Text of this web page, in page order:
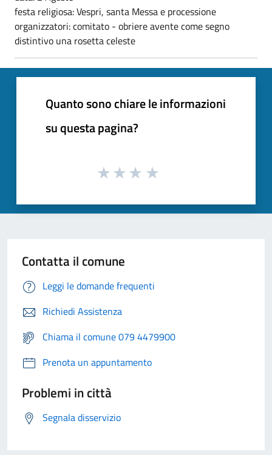
festa religiosa: Vespri, santa Messa e processione
organizzatori: comitato - obriere avente come segno
distintivo una rosetta celeste
Quanto sono chiare le informazioni
su questa pagina?
Contatta il comune
Leggi le domande frequenti
Richiedi Assistenza
Chiama il comune 079 4479900
Prenota un appuntamento
Problemi in città
Segnala disservizio